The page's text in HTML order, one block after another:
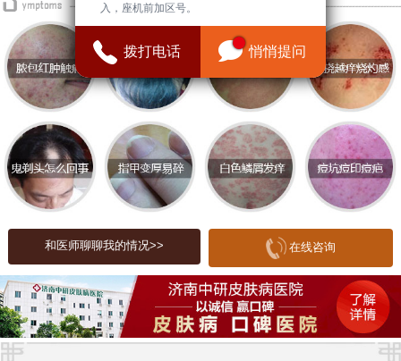
染、腋臭等。其中，湿疹以其反复发作的特点，给
患者带来了极大的困扰；而牛皮癣则为以红色斑块
为特征的慢性炎症性皮肤病，给患者的生活质量带
来影响。
了解皮肤病的成因也是预防的重要一步。外部因素
如环境污染、气候变化以及不当的肤料使用都是皮
肤病的催化剂。而内因则包括遗传因素、免疫系统
功能下降、内分泌失调等。
预防皮肤病
预防皮肤病首先要保持皮肤清洁。定期洁面，避免
使用刺激性强的护肤品；其次要注意饮食，多摄入
富含维生素的蔬菜水果，少吃油腻和辛辣的食物，
以增强皮肤抵抗力。此外，合理安排作息，加强锻
和医师聊聊我的情况>> 在线咨询
入，座机前加区号。
拨打电话 悄悄提问